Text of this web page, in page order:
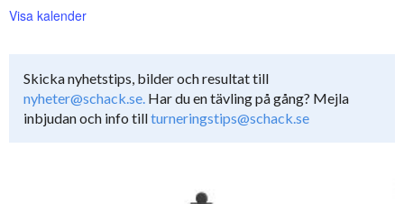
Visa kalender
Skicka nyhetstips, bilder och resultat till
nyheter@schack.se. Har du en tävling på gång? Mejla
inbjudan och info tillturneringstips@schack.se